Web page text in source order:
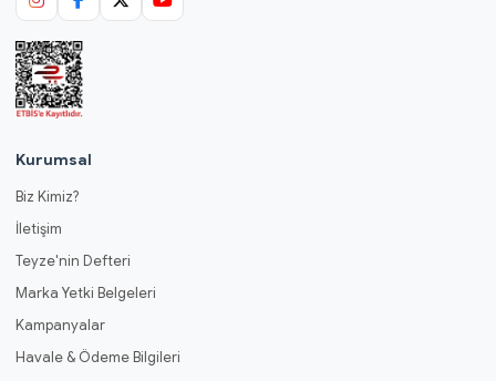
Kurumsal
Biz Kimiz?
İletişim
Teyze'nin Defteri
Marka Yetki Belgeleri
Kampanyalar
Havale & Ödeme Bilgileri